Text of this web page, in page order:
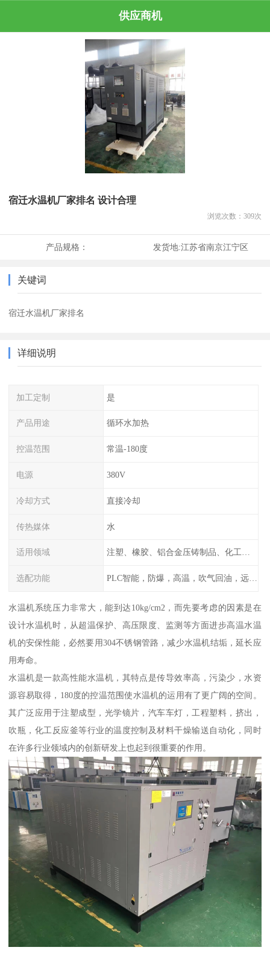
供应商机
宿迁水温机厂家排名 设计合理
浏览次数： 309次
产品规格： 发货地:江苏省南京江宁区
关键词
宿迁水温机厂家排名
详细说明
加工定制 是
产品用途 循环水加热
控温范围 常温-180度
电源 380V
冷却方式 直接冷却
传热媒体 水
适用领域 注塑、橡胶、铝合金压铸制品、化工制药厂家、注塑机、压铸机、反应釜、热压机配套
选配功能 PLC智能，防爆，高温，吹气回油，远程通讯，云端数据存储，多点温控等等
水温机系统压力非常大，能到达10kg/cm2，而先要考虑的因素是在
设计水温机时，从超温保护、高压限度、监测等方面进步高温水温
机的安保性能，必然要用304不锈钢管路，减少水温机结垢，延长应
用寿命。
水温机是一款高性能水温机，其特点是传导效率高，污染少，水资
源容易取得，180度的控温范围使水温机的运用有了更广阔的空间。
其广泛应用于注塑成型，光学镜片，汽车车灯，工程塑料，挤出，
吹瓶，化工反应釜等行业的温度控制及材料干燥输送自动化，同时
在许多行业领域内的创新研发上也起到很重要的作用。